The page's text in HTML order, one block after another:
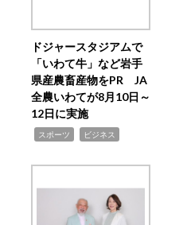
ドジャースタジアムで
「いわて牛」など岩手
県産農畜産物をPR JA
全農いわてが8月10日～
12日に実施
スポーツ ビジネス